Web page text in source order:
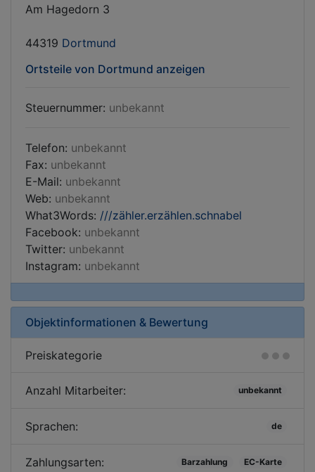
Am Hagedorn 3
44319 Dortmund
Ortsteile von Dortmund anzeigen
Steuernummer: unbekannt
Telefon: unbekannt
Fax: unbekannt
E-Mail: unbekannt
Web: unbekannt
What3Words: ///zähler.erzählen.schnabel
Facebook: unbekannt
Twitter: unbekannt
Instagram: unbekannt
Objektinformationen & Bewertung
Preiskategorie
Anzahl Mitarbeiter: unbekannt
Sprachen: de
Zahlungsarten: Barzahlung EC-Karte